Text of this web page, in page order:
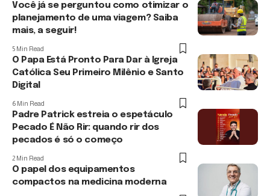
Você já se perguntou como otimizar o
planejamento de uma viagem? Saiba
mais, a seguir!
5 Min Read
O Papa Está Pronto Para Dar à Igreja
Católica Seu Primeiro Milênio e Santo
Digital
6 Min Read
Padre Patrick estreia o espetáculo
Pecado É Não Rir: quando rir dos
pecados é só o começo
2 Min Read
O papel dos equipamentos
compactos na medicina moderna